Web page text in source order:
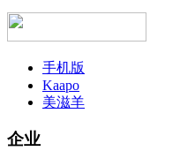
手机版
Kaapo
美滋羊
企业